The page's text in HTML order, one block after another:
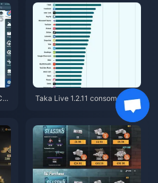
Taka Live 1.2.11 consome a bat
eria rapidamente após a atuali
zação de julho de 2026? Caus
as e soluções